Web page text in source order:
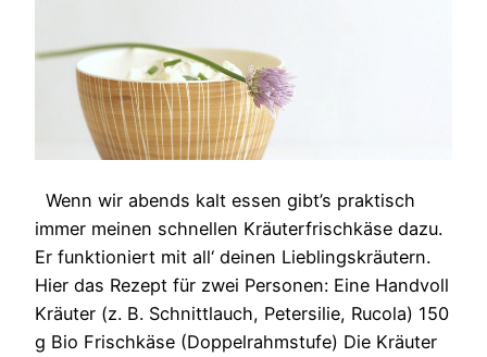
Wenn wir abends kalt essen gibt’s praktisch
immer meinen schnellen Kräuterfrischkäse dazu.
Er funktioniert mit all‘ deinen Lieblingskräutern.
Hier das Rezept für zwei Personen: Eine Handvoll
Kräuter (z. B. Schnittlauch, Petersilie, Rucola) 150
g Bio Frischkäse (Doppelrahmstufe) Die Kräuter